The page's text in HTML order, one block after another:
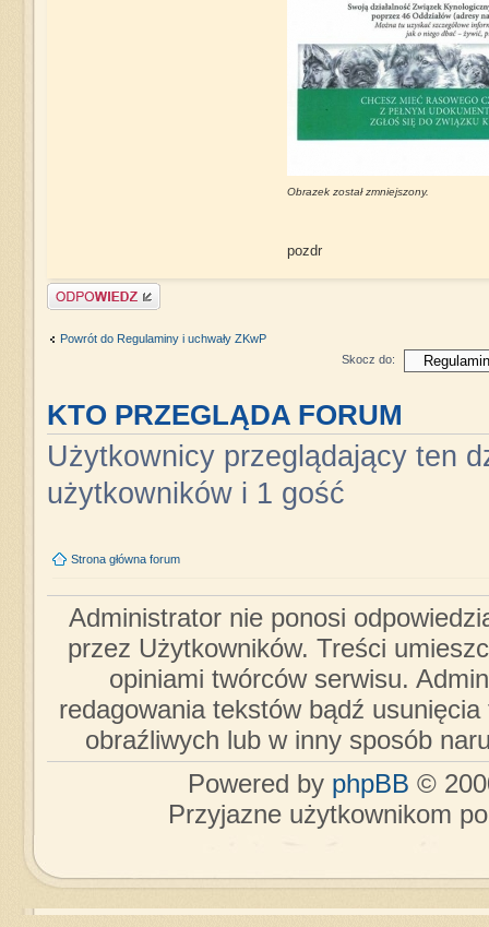
Obrazek został zmniejszony.
pozdr
Napisz komentarz
Powrót do Regulaminy i uchwały ZKwP
Skocz do:
KTO PRZEGLĄDA FORUM
Użytkownicy przeglądający ten
użytkowników i 1 gość
Strona główna forum
Administrator nie ponosi
przez Użytkowników. Treści
opiniami twórców serwisu.
redagowania tekstów bądź
obraźliwych lub w inny sposób
Powered by phpBB ©
Przyjazne użytkownikom